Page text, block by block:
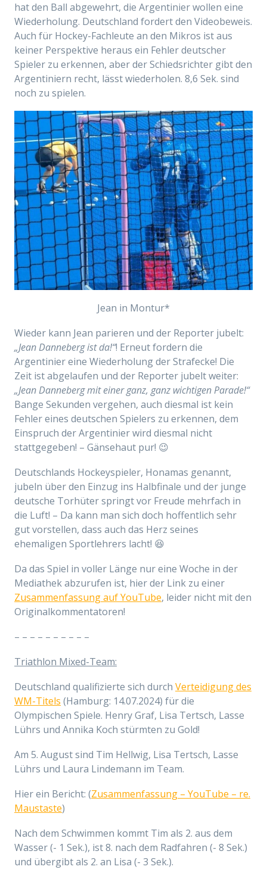
hat den Ball abgewehrt, die Argentinier wollen eine
Wiederholung. Deutschland fordertden Videobeweis.
Auch für Hockey-Fachleute an den Mikros ist aus
keiner Perspektive heraus ein Fehler deutscher
Spieler zu erkennen, aber der Schiedsrichter gibt den
Argentiniern recht, lässt wiederholen. 8,6 Sek. sind
noch zu spielen.
Jean in Montur*
Wieder kann Jean parieren und der Reporter jubelt:
„Jean Danneberg ist da!“! Erneut fordern die
Argentinier eine Wiederholung der Strafecke! Die
Zeit ist abgelaufen und der Reporter jubelt weiter:
„Jean Danneberg mit einer ganz, ganz wichtigen Parade!“
Bange Sekunden vergehen, auch diesmal ist kein
Fehler eines deutschen Spielers zu erkennen, dem
Einspruch der Argentinier wird diesmal nicht
stattgegeben! – Gänsehaut pur! 😉
Deutschlands Hockeyspieler, Honamas genannt,
jubeln über den Einzug ins Halbfinale und der junge
deutsche Torhüter springt vor Freude mehrfach in
die Luft! – Da kann man sich doch hoffentlich sehr
gut vorstellen, dass auch das Herz seines
ehemaligen Sportlehrers lacht! 😆
Da das Spiel in voller Länge nur eine Woche in der
Mediathek abzurufen ist, hier der Link zu einer
Zusammenfassung auf YouTube, leider nicht mit den
Originalkommentatoren!
– – – – – – – – – –
Triathlon Mixed-Team:
Deutschland qualifizierte sich durch Verteidigung des
WM-Titels (Hamburg: 14.07.2024) für die
Olympischen Spiele. Henry Graf, Lisa Tertsch, Lasse
Lührs und Annika Koch stürmten zu Gold!
Am 5. Augustsind Tim Hellwig, Lisa Tertsch, Lasse
Lührs und Laura Lindemann im Team.
Hier ein Bericht: (Zusammenfassung – YouTube – re.
Maustaste)
Nach dem Schwimmen kommt Tim als 2. aus dem
Wasser (- 1 Sek.), ist 8. nach dem Radfahren (- 8 Sek.)
und übergibt als 2. an Lisa (- 3 Sek.).